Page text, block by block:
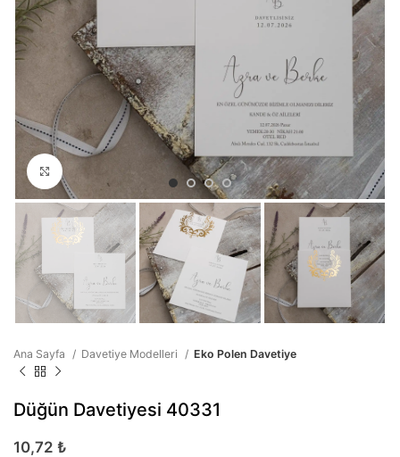
Ana Sayfa Davetiye Modelleri Eko Polen Davetiye
Düğün Davetiyesi 40331
10,72 ₺